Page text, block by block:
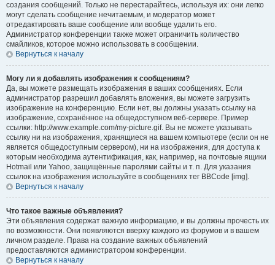
создания сообщений. Только не перестарайтесь, используя их: они легко
могут сделать сообщение нечитаемым, и модератор может
отредактировать ваше сообщение или вообще удалить его.
Администратор конференции также может ограничить количество
смайликов, которое можно использовать в сообщении.
Вернуться к началу
Могу ли я добавлять изображения к сообщениям?
Да, вы можете размещать изображения в ваших сообщениях. Если
администратор разрешил добавлять вложения, вы можете загрузить
изображение на конференцию. Если нет, вы должны указать ссылку на
изображение, сохранённое на общедоступном веб-сервере. Пример
ссылки: http://www.example.com/my-picture.gif. Вы не можете указывать
ссылку ни на изображения, хранящиеся на вашем компьютере (если он не
является общедоступным сервером), ни на изображения, для доступа к
которым необходима аутентификация, как, например, на почтовые ящики
Hotmail или Yahoo, защищённые паролями сайты и т. п. Для указания
ссылок на изображения используйте в сообщениях тег BBCode [img].
Вернуться к началу
Что такое важные объявления?
Эти объявления содержат важную информацию, и вы должны прочесть их
по возможности. Они появляются вверху каждого из форумов и в вашем
личном разделе. Права на создание важных объявлений
предоставляются администратором конференции.
Вернуться к началу